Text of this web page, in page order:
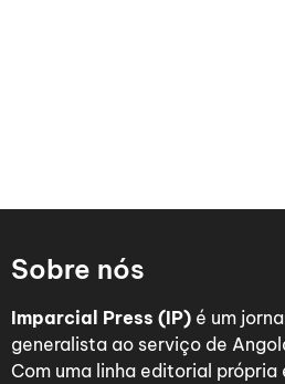
Sobre nós
Imparcial Press (IP) é um
generalista ao serviço de
Com uma linha editorial